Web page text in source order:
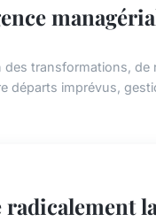
transformations,
départs imprévus,